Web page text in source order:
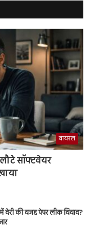
वायरल
सॉफ्टवेयर
देरी की वजह पेपर लीक विवाद?